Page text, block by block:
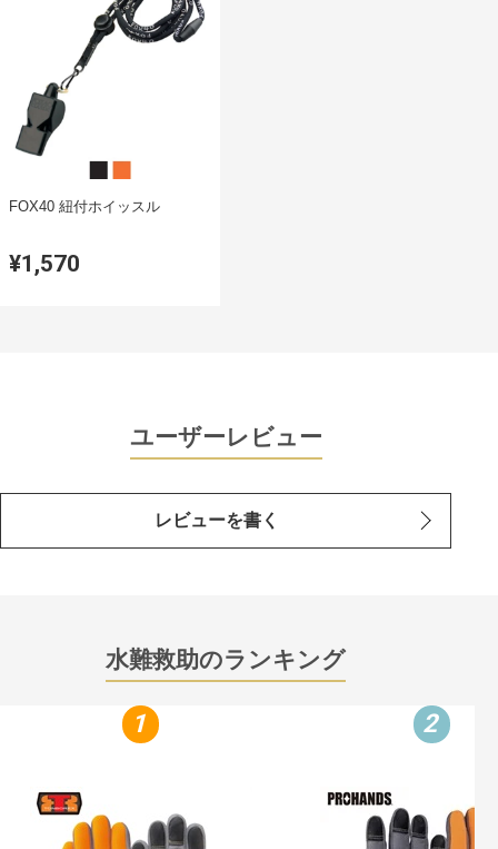
FOX40 紐付ホイッスル
¥1,570
ユーザーレビュー
レビューを書く
水難救助のランキング
1 2